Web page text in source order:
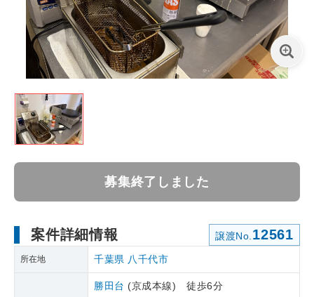
募集終了しました
案件詳細情報 譲渡No. 12561
所在地 千葉県 八千代市
勝田台 (京成本線) 徒歩6分